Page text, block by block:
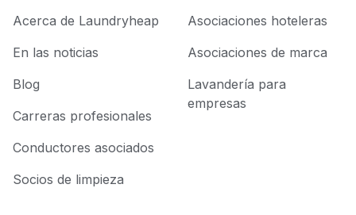
Acerca de Laundryheap
En las noticias
Blog
Carreras profesionales
Conductores asociados
Socios de limpieza
Asociaciones hoteleras
Asociaciones de marca
Lavandería para
empresas